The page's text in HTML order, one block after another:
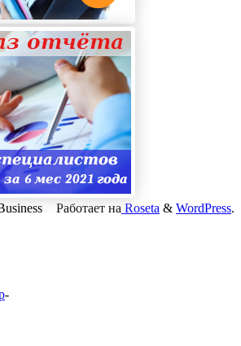
Работает на Roseta & WordPress.
-